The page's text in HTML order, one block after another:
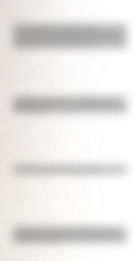
17 de agosto: actividades y
¿Sabías cómo fue la infancia de
¿Sabías cuál fue la mascota de